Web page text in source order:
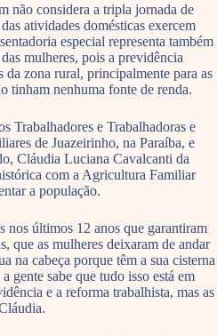
não considera a tripla jornada de
atividades domésticas exercem
especial representa também
mulheres, pois a previdência
da zona rural, principalmente para as
tinham nenhuma fonte de renda.
Trabalhadores e Trabalhadoras e
de Juazeirinho, na Paraíba, e
Cláudia Luciana Cavalcanti da
com a Agricultura Familiar
a população.
nos últimos 12 anos que garantiram
que as mulheres deixaram de andar
na cabeça porque têm a sua cisterna
gente sabe que tudo isso está em
e a reforma trabalhista, mas as